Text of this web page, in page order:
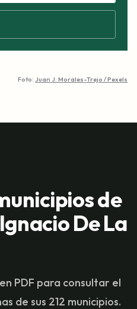
Foto: Juan J. Morales-Trejo / Pexels
de
De La
PDF para consultar el
de sus 212 municipios.